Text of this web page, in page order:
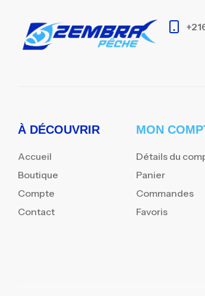
À DÉCOUVRIR
Accueil
Boutique
Compte
Contact
MON
Détails du
Panier
Commandes
Favoris